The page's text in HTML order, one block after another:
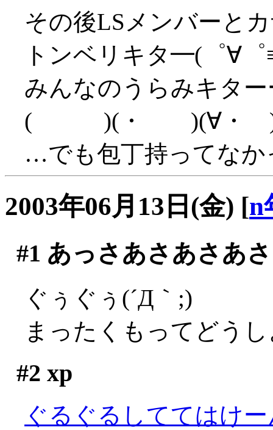
その後LSメンバーと
トンベリキタ━(゜∀
みんなのうらみキ
( )(・ )(∀・ )(・
…でも包丁持ってなか
2003年06月13日(金) [n
#1 あっさあさあさあ
ぐぅぐぅ(´Д｀;)
まったくもってどう
#2 xp
ぐるぐるしててはけ